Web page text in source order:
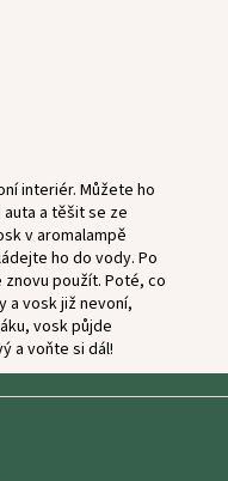
interiér. Můžete ho
a těšit se ze
v aromalampě
ho do vody. Po
použít. Poté, co
a vosk již nevoní,
vosk půjde
a voňte si dál!